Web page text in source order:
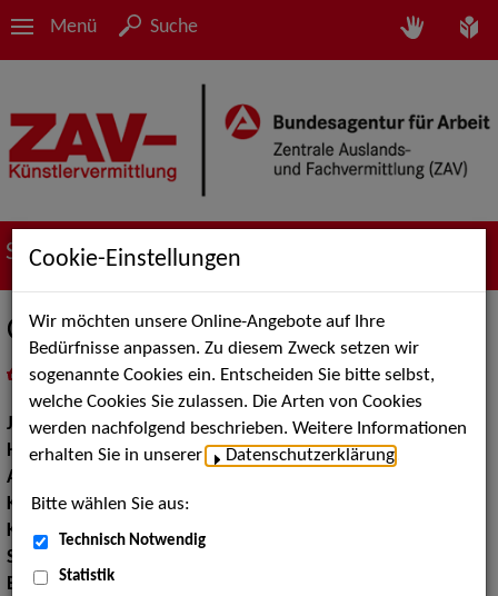
Menü Suche
Suche nach Künstler*innen
Chamelle Moser
als PDF speichern
inMeine Merklistelegen
Jahrgang:1989
Haarfarbe:schwarz
Augenfarbe:
Körpergröße:162 cm
Konfektionsgröße:36
Schuhgröße:
Erscheinungsbild:
Cookie-Einstellungen
Wir möchten unsere Online-Angebote auf Ihre
Bedürfnisse anpassen. Zu diesem Zweck setzen wir
sogenannte Cookies ein. Entscheiden Sie bitte selbst,
welche Cookies Sie zulassen. Die Arten von Cookies
werden nachfolgend beschrieben. Weitere Informationen
erhalten Sie in unserer
Datenschutzerklärung
Bitte wählen Sie aus:
Technisch Notwendig
Statistik